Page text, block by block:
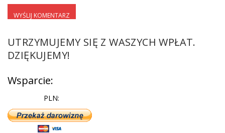
UTRZYMUJEMY SIĘ Z WASZYCH WPŁAT.
DZIĘKUJEMY!
Wsparcie:
PLN: